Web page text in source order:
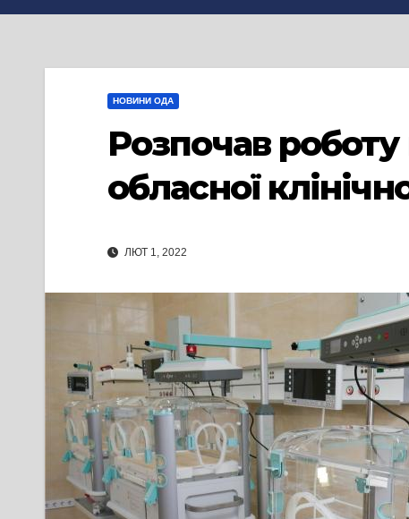
НОВИНИ ОДА
Розпочав
обласної
ЛЮТ 1, 2022